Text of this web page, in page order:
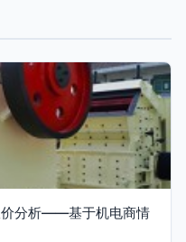
价分析——基于机电商情